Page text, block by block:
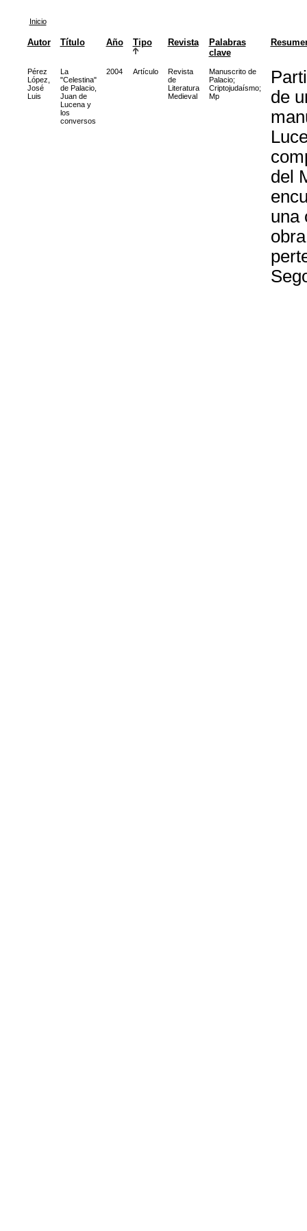
Inicio
Autor Título Año Tipo Revista
Palabras
clave
Pérez
López,
José
Luis
La
"Celestina"
de Palacio,
Juan de
Lucena y
los
conversos
2004 Artículo
Revista
de
Literatura
Medieval
Manuscrito de
Palacio;
Criptojudaísmo;
Mp
de
del
una